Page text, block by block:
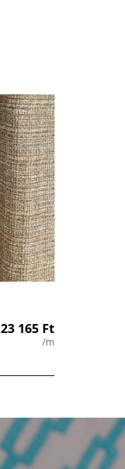
23 165 Ft
/m